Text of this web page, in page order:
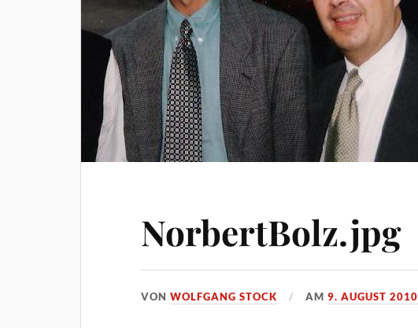
NorbertBolz.jpg
VONWOLFGANG STOCK AM9. AUGUST 2010